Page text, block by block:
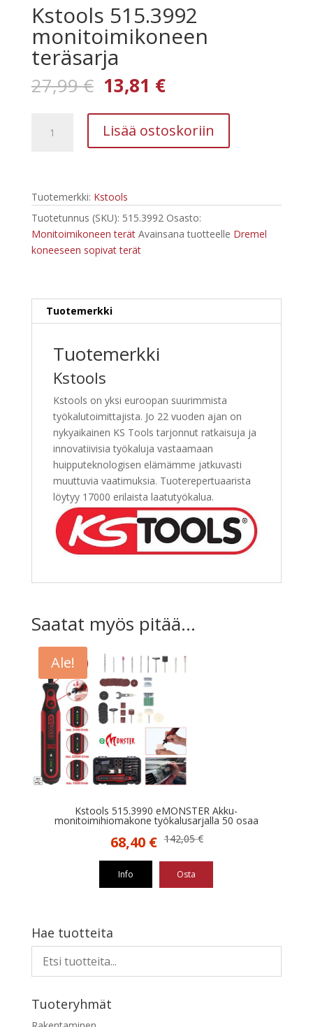
Kstools 515.3992
monitoimikoneen
teräsarja
27,99€ Alkuperäinen
hinta
oli:
27,99 €.
13,81 €Nykyinen
hinta
on:
13,81 €.
515.3992
Lisää ostoskoriin
Tuotemerkki: Kstools
Tuotetunnus (SKU): 515.3992 Osasto:
Monitoimikoneen terät Avainsana tuotteelle Dremel
koneeseen sopivat terät
Tuotemerkki
Tuotemerkki
Kstools
Kstools on yksi euroopan suurimmista
työkalutoimittajista. Jo 22 vuoden ajan on
nykyaikainen KS Tools tarjonnut ratkaisuja ja
innovatiivisia työkaluja vastaamaan
huipputeknologisen elämämme jatkuvasti
muuttuvia vaatimuksia. Tuoterepertuaarista
löytyy 17000 erilaista laatutyökalua.
Saatat myös pitää...
Ale!
Kstools 515.3990 eMONSTER Akku-
monitoimihiomakone työkalusarjalla 50 osaa
142,05€
Alkuperäinen
142,05 €.
68,40 €Nykyinen
68,40 €.
Info Osta
Hae tuotteita
Tuoteryhmät